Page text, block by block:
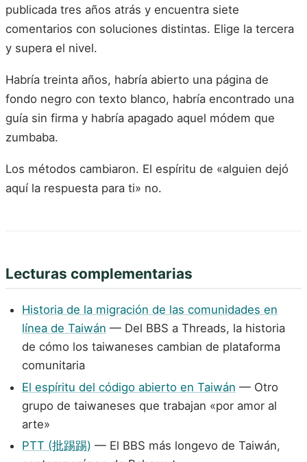
publicada tres años atrás y encuentra siete
comentarios con soluciones distintas. Elige la tercera
y supera el nivel.
Habría treinta años, habría abierto una página de
fondo negro con texto blanco, habría encontrado una
guía sin firma y habría apagado aquel módem que
zumbaba.
Los métodos cambiaron. El espíritu de «alguien dejó
aquí la respuesta para ti» no.
Lecturas complementarias
Historia de la migración de las comunidades en
línea de Taiwán — Del BBS a Threads, la historia
de cómo los taiwaneses cambian de plataforma
comunitaria
El espíritu del código abierto en Taiwán — Otro
grupo de taiwaneses que trabajan «por amor al
arte»
PTT (批踢踢) — El BBS más longevo de Taiwán,